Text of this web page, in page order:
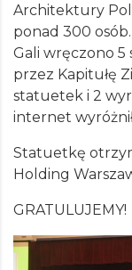
Architektury
ponad 300
Gali wręczono
przez Kapitułę
statuetek i 2
internet
Statuetkę
Holding
GRATULUJEMY!